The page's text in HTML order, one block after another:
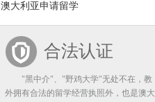
澳大利亚申请留学
合法认证
"黑中介"、"野鸡大学"无处不在，教
外拥有合法的留学经营执照外，也是澳大